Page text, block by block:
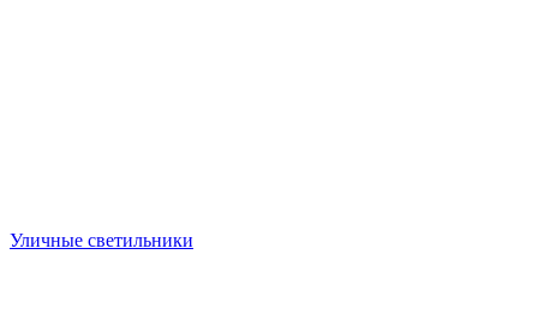
Уличные светильники